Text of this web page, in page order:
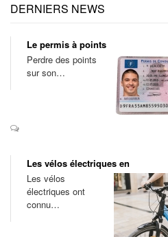
DERNIERS NEWS
Le permis à points
Perdre des points
sur son…
Les vélos électriques en
Les vélos
électriques ont
connu…